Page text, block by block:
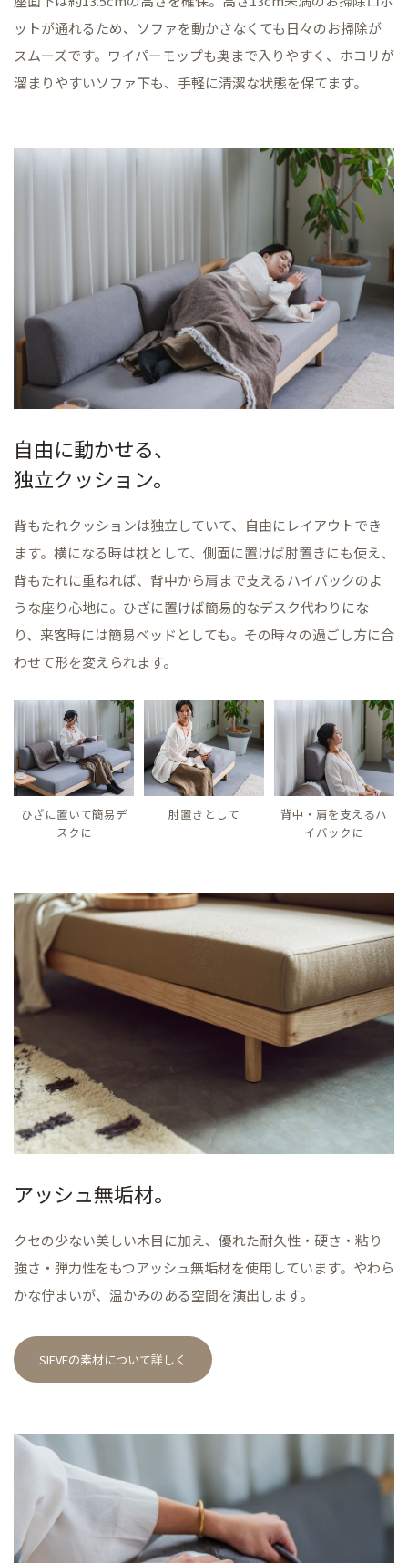
ットが通れるため、ソファを動かさなくても日々のお掃除が
スムーズです。ワイパーモップも奥まで入りやすく、ホコリが
溜まりやすいソファ下も、手軽に清潔な状態を保てます。
自由に動かせる、
独立クッション。
背もたれクッションは独立していて、自由にレイアウトでき
ます。横になる時は枕として、側面に置けば肘置きにも使え、
背もたれに重ねれば、背中から肩まで支えるハイバックのよ
うな座り心地に。ひざに置けば簡易的なデスク代わりにな
り、来客時には簡易ベッドとしても。その時々の過ごし方に合
わせて形を変えられます。
ひざに置いて簡易デ
スクに
肘置きとして
背中・肩を支えるハ
イバックに
アッシュ無垢材。
クセの少ない美しい木目に加え、優れた耐久性・硬さ・粘り
強さ・弾力性をもつアッシュ無垢材を使用しています。やわら
かな佇まいが、温かみのある空間を演出します。
SIEVEの素材について詳しく